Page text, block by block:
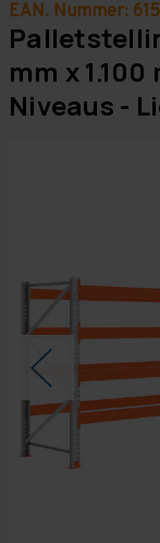
EAN. Nummer:
mm x
Niveaus -